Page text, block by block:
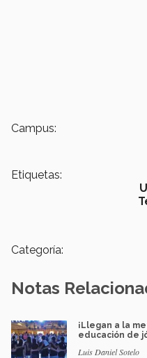
Campus:
Etiquetas:
Categoría:
Notas
¡Llegan a la
educación de
Luis Daniel Sotelo